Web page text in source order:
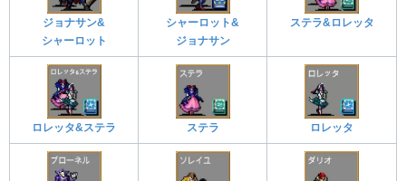
ジョナサン&
シャーロット
シャーロット&
ジョナサン
ステラ&ロレッタ
ロレッタ&ステラ ステラ ロレッタ